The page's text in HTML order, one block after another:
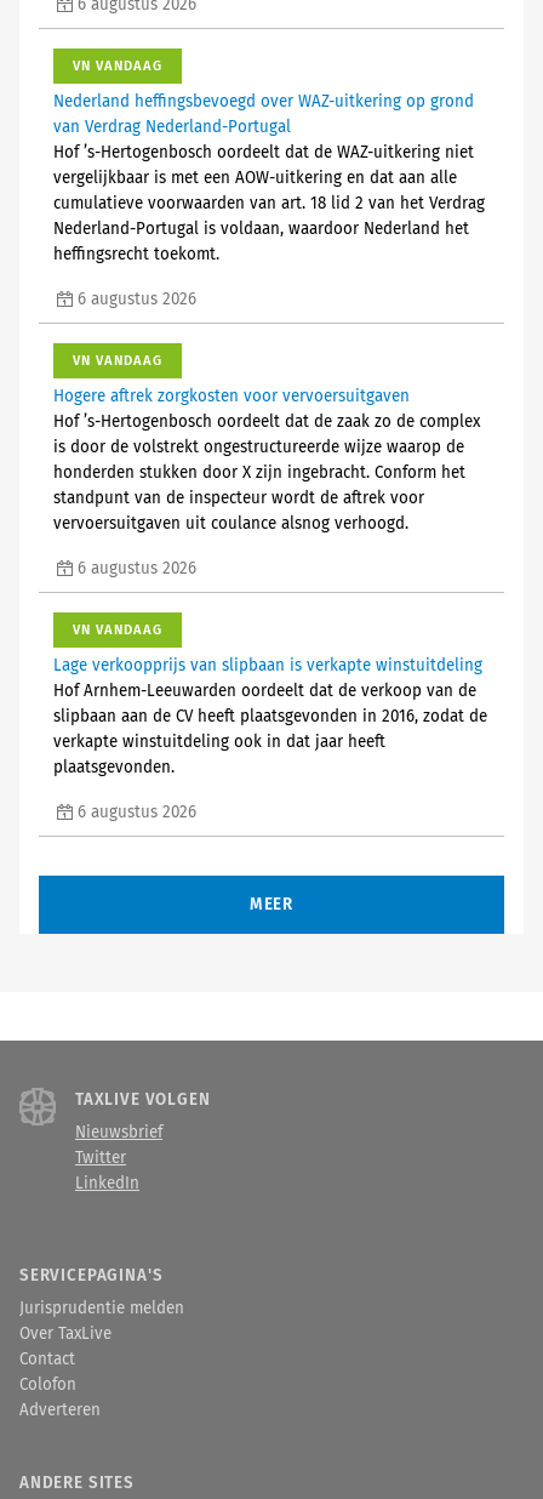
6 augustus 2026
VN VANDAAG
Nederland heffingsbevoegd over WAZ-uitkering op grond
van Verdrag Nederland-Portugal
Hof ’s-Hertogenbosch oordeelt dat de WAZ-uitkering niet
vergelijkbaar is met een AOW-uitkering en dat aan alle
cumulatieve voorwaarden van art. 18 lid 2 van het Verdrag
Nederland-Portugal is voldaan, waardoor Nederland het
heffingsrecht toekomt.
6 augustus 2026
VN VANDAAG
Hogere aftrek zorgkosten voor vervoersuitgaven
Hof ’s-Hertogenbosch oordeelt dat de zaak zo de complex
is door de volstrekt ongestructureerde wijze waarop de
honderden stukken door X zijn ingebracht. Conform het
standpunt van de inspecteur wordt de aftrek voor
vervoersuitgaven uit coulance alsnog verhoogd.
6 augustus 2026
VN VANDAAG
Lage verkoopprijs van slipbaan is verkapte winstuitdeling
Hof Arnhem-Leeuwarden oordeelt dat de verkoop van de
slipbaan aan de CV heeft plaatsgevonden in 2016, zodat de
verkapte winstuitdeling ook in dat jaar heeft
plaatsgevonden.
6 augustus 2026
MEER
TAXLIVE VOLGEN
Nieuwsbrief
Twitter
LinkedIn
SERVICEPAGINA'S
Jurisprudentie melden
Over TaxLive
Contact
Colofon
Adverteren
ANDERE SITES